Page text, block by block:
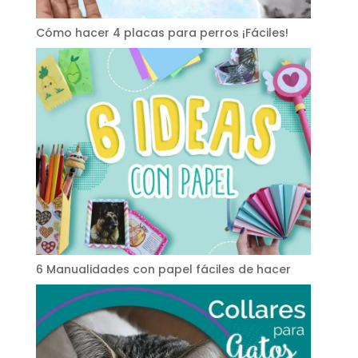
Cómo hacer 4 placas para perros ¡Fáciles!
6 Manualidades con papel fáciles de hacer